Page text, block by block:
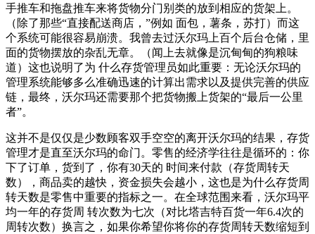
手推车和拖盘推车来将货物分门别类的放到相应的货架上。
（除了那些“直接配送商店，”例如 面包，薯条，苏打）而这
个系统可能很容易崩溃。我曾去过沃尔玛上百个后台仓储，里
面的货物摆放的杂乱无章。（闻上去就像是沉甸甸的狗粮味
道）这也说明了为 什么存货管理员如此重要：无论沃尔玛的
管理系统能够多么准确迅速的计算出需求以及提供完善的供应
链，最终，沃尔玛还需要那个把货物搬上货架的“最后一公里
者”。
这并不是仅仅是少数顾客双手空空的离开沃尔玛的结果，存货
管理才是直至沃尔玛的命门。零售的经济学往往是循环的：你
下了订单，货到了，你有30天的 时间来付款（存货周转天
数），商品卖的越快，资金损失会越小，这也是为什么存货周
转天数是零售中重要的指标之一。在全球范围来看，沃尔玛平
均一年的存货周 转次数为七次（对比塔吉特百货一年6.4次的
周转次数）换言之，如果你希望你将你的存货周转天数缩短到